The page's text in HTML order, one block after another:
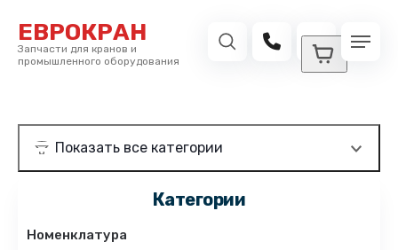
ЕВРОКРАН
Запчасти для кранов и
промышленного оборудования
Категории
Номенклатура